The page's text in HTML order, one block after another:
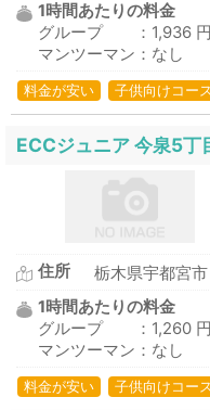
1時間あたりの料金
グループ ：1,936 円
マンツーマン：なし
料金が安い 子供向けコー
ECCジュニア 今泉5丁
住所
栃木県宇都宮市
1時間あたりの料金
グループ ：1,260 円
マンツーマン：なし
料金が安い 子供向けコー